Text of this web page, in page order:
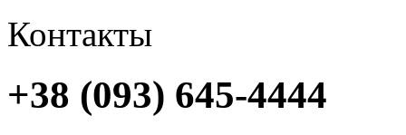
Контакты
+38 (093) 645-4444